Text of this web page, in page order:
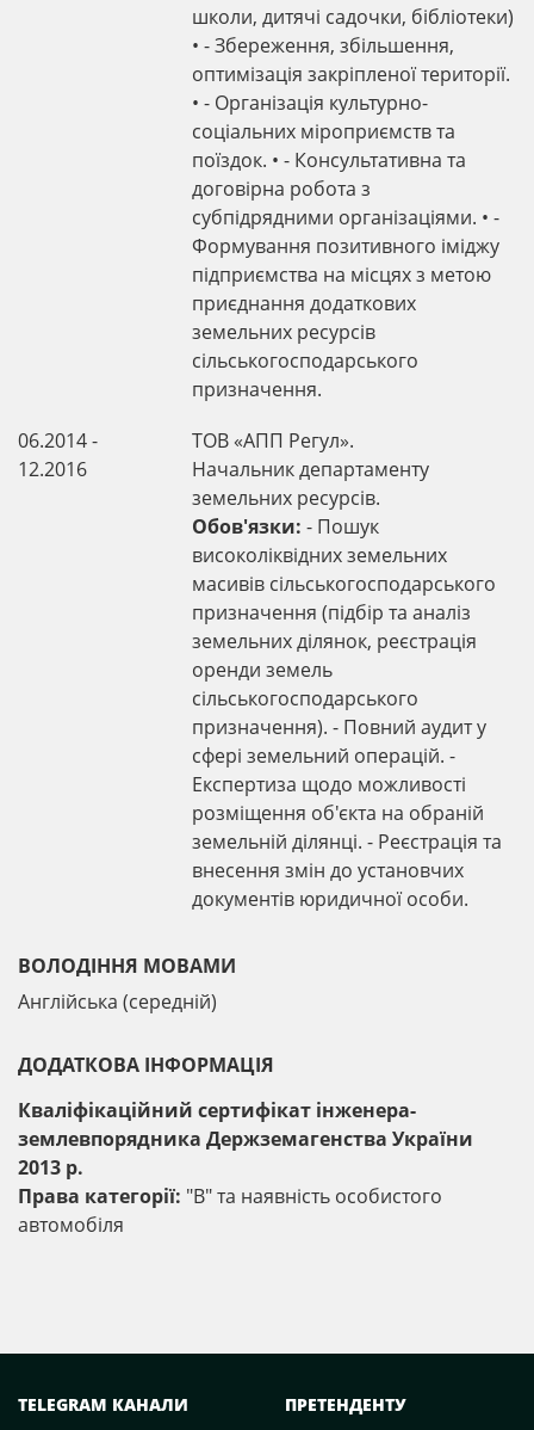
школи, дитячі садочки, бібліотеки)
• - Збереження, збільшення,
оптимізація закріпленої території.
• - Організація культурно-
соціальних міроприємств та
поїздок. • - Консультативна та
договірна робота з
субпідрядними організаціями. • -
Формування позитивного іміджу
підприємства на місцях з метою
приєднання додаткових
земельних ресурсів
сільськогосподарського
призначення.
06.2014 -
12.2016
ТОВ «АПП Регул».
Начальник департаменту
земельних ресурсів.
Обов'язки: - Пошук
високоліквідних земельних
масивів сільськогосподарського
призначення (підбір та аналіз
земельних ділянок, реєстрація
оренди земель
сільськогосподарського
призначення). - Повний аудит у
сфері земельний операцій. -
Експертиза щодо можливості
розміщення об'єкта на обраній
земельній ділянці. - Реєстрація та
внесення змін до установчих
документів юридичної особи.
ВОЛОДІННЯ МОВАМИ
Англійська (середній)
ДОДАТКОВА ІНФОРМАЦІЯ
Кваліфікаційний сертифікат інженера-
землевпорядника Держземагенства України
2013 р.
Права категорії: "В" та наявність особистого
автомобіля
TELEGRAM КАНАЛИ
ПРЕТЕНДЕНТУ